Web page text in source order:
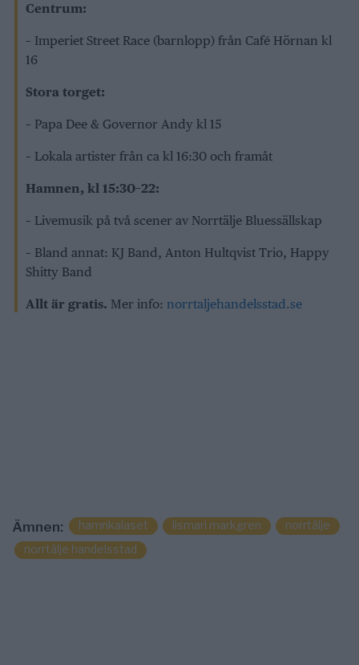
Centrum:
– Imperiet Street Race (barnlopp) från Café Hörnan kl
16
Stora torget:
– Papa Dee & Governor Andy kl 15
– Lokala artister från ca kl 16:30 och framåt
Hamnen, kl 15:30–22:
– Livemusik på två scener av Norrtälje Bluessällskap
– Bland annat: KJ Band, Anton Hultqvist Trio, Happy
Shitty Band
Allt är gratis. Mer info: norrtaljehandelsstad.se
Ämnen: hamnkalaset lismari markgren
norrtälje
norrtälje handelsstad